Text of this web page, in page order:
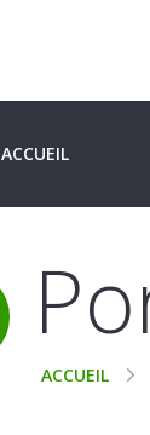
ACCUEIL
ACCUEIL